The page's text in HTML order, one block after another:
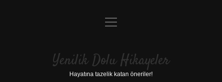
Anasayfa
Yasal Uyarı
menüyü
Yenilik Dolu Hikayeler
Hayatına tazelik katan öneriler!